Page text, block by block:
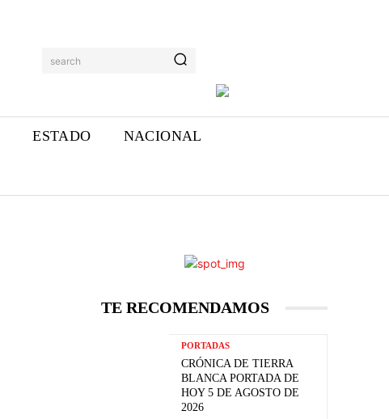
search
ESTADO NACIONAL
TE RECOMENDAMOS
PORTADAS
CRÓNICA DE TIERRA
BLANCA PORTADA DE
HOY 5 DE AGOSTO DE
2026